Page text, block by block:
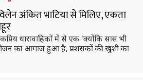
अंकित भाटिया से मिलिए, एकता
धारावाहिकों में से एक 'क्योंकि सास भी
का आगाज हुआ है, प्रशंसकों की खुशी का